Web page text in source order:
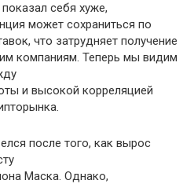
себя хуже,
может сохраниться по
что затрудняет получение
компаниям. Теперь мы видим
и высокой корреляцией
после того, как вырос
Маска. Однако,